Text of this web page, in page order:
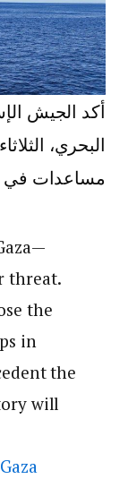
أكد الجيش
البحري،
مساعدات في
threat.
the
in
the
will